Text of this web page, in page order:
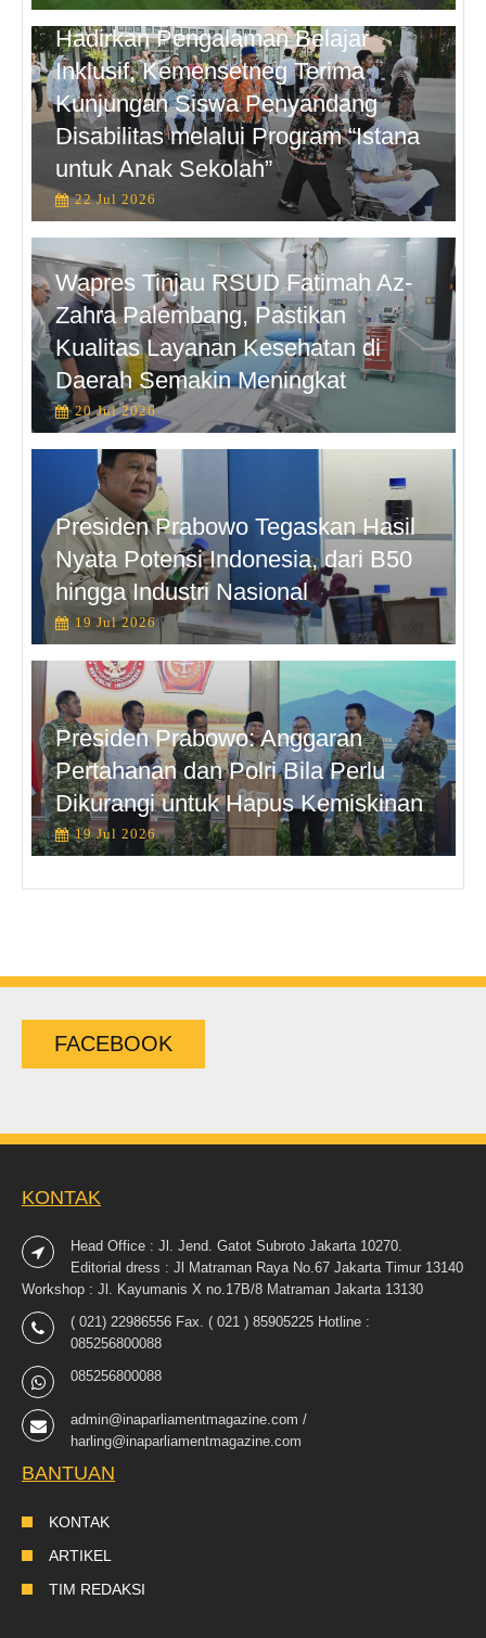
Hadirkan Pengalaman Belajar
Inklusif, Kemensetneg Terima
Kunjungan Siswa Penyandang
Disabilitas melalui Program “Istana
untuk Anak Sekolah”
22 Jul 2026
Wapres Tinjau RSUD Fatimah Az-
Zahra Palembang, Pastikan
Kualitas Layanan Kesehatan di
Daerah Semakin Meningkat
20 Jul 2026
Presiden Prabowo Tegaskan Hasil
Nyata Potensi Indonesia, dari B50
hingga Industri Nasional
19 Jul 2026
Presiden Prabowo: Anggaran
Pertahanan dan Polri Bila Perlu
Dikurangi untuk Hapus Kemiskinan
19 Jul 2026
FACEBOOK
KONTAK
Head Office : Jl. Jend. Gatot Subroto Jakarta 10270.
Editorial dress : Jl Matraman Raya No.67 Jakarta Timur 13140
Workshop : Jl. Kayumanis X no.17B/8 Matraman Jakarta 13130
( 021) 22986556 Fax. ( 021 ) 85905225 Hotline :
085256800088
085256800088
admin@inaparliamentmagazine.com /
harling@inaparliamentmagazine.com
BANTUAN
KONTAK
ARTIKEL
TIM REDAKSI